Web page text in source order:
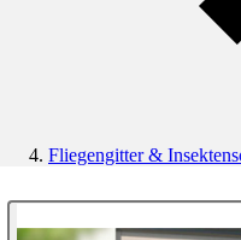
Fliegengitter &